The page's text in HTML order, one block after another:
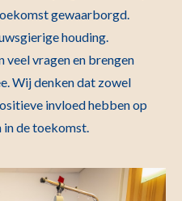
gewaarborgd.
houding.
veel vragen en brengen
Wij denken dat zowel
invloed hebben op
in de toekomst.